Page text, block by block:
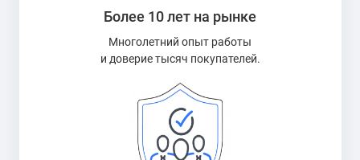
Более 10 лет на рынке
Многолетний опыт работы
и доверие тысяч покупателей.